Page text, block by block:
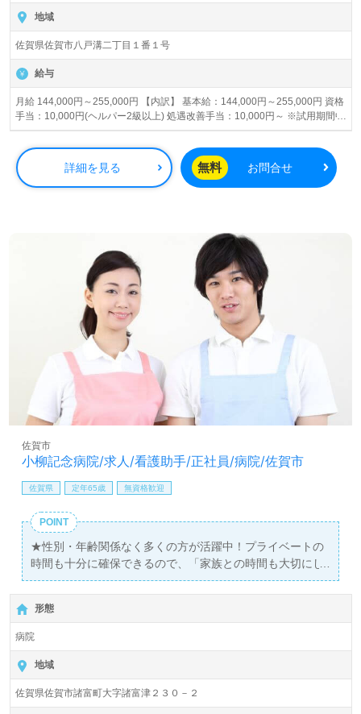
地域
佐賀県佐賀市八戸溝二丁目１番１号
給与
月給 144,000円～255,000円 【内訳】 基本給：144,000円～255,000円 資格
手当：10,000円(ヘルパー2級以上) 処遇改善手当：10,000円～ ※試用期間中
の給与：時給850円
詳細を見る 無料 お問合せ
小柳記念病院/求人/看護助手/正社員/病院/佐賀市
佐賀市
佐賀県 定年65歳 無資格歓迎
POINT
★性別・年齢関係なく多くの方が活躍中！プライベートの
時間も十分に確保できるので、「家族との時間も大切にし
たい」という方にもお勧めです！
形態
病院
地域
佐賀県佐賀市諸富町大字諸富津２３０－２